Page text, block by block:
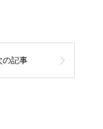
の記事